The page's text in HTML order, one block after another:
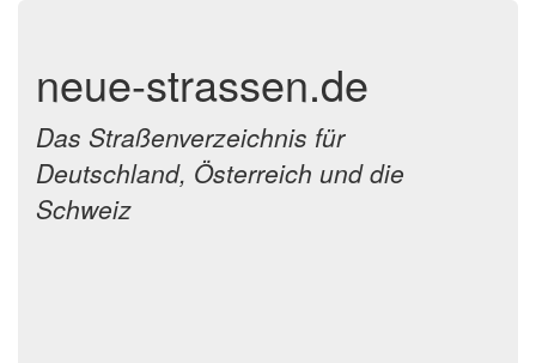
neue-strassen.de
Das Straßenverzeichnis für
Deutschland, Österreich und die
Schweiz